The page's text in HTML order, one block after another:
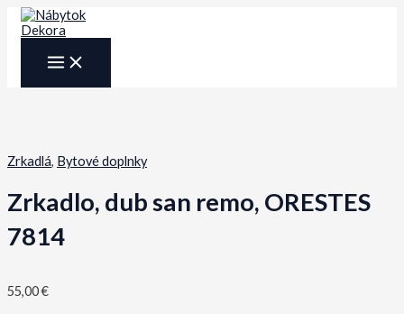
Preskočiť
MAIN
MENU
Zrkadlá, Bytové doplnky
Zrkadlo, dub san remo, ORESTES
7814
55,00€